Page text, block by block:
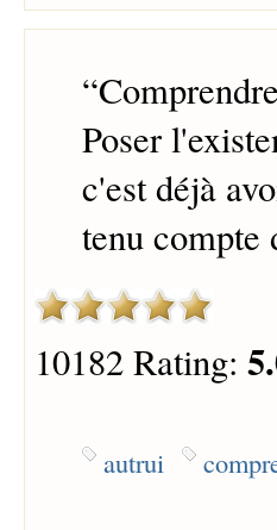
“
Poser
c'est déjà
tenu compte
10182 Rating:
autrui